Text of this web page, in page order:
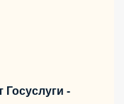
Госуслуги -